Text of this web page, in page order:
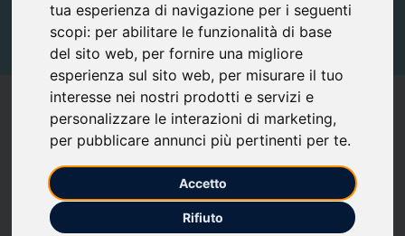
tua esperienza di navigazione per i seguenti
scopi: per abilitare le funzionalità di base
del sito web, per fornire una migliore
esperienza sul sito web, per misurare il tuo
interesse nei nostri prodotti e servizi e
personalizzare le interazioni di marketing,
per pubblicare annunci più pertinenti per te.
Accetto
Rifiuto
Professional verified Ufficio Stampa Relazioni con i Media
Brand Manager Comunicazione
studio Flaminio -
strategy, emotions,
creativity